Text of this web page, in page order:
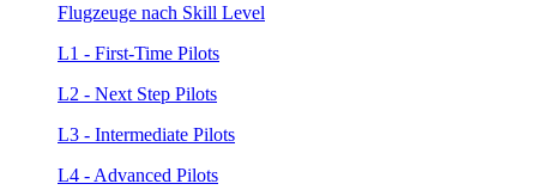
Flugzeuge nach Skill Level
L1 - First-Time Pilots
L2 - Next Step Pilots
L3 - Intermediate Pilots
L4 - Advanced Pilots